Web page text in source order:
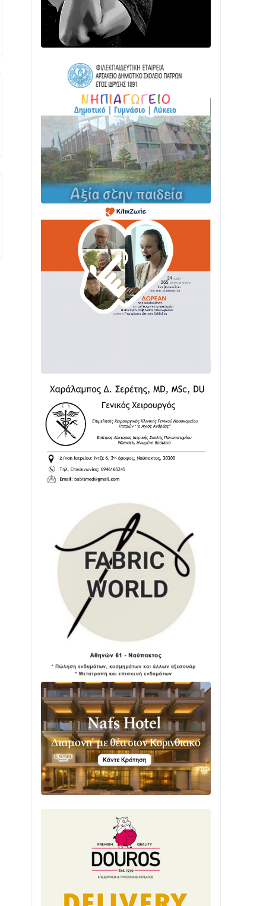
Διαβάστε την «Ναυπακτία» που
κυκλοφορεί
24/07 • 11:31
ΣΤΗΝ ΠΥΡΟΣΒΕΣΤΙΚΗ ΓΙΑ ΦΩΤΙΑ ΣΤΟΝ
ΑΓΙΟ ΗΛΙΑ ΠΡΙΝ ΤΗ ΓΡΑΝΙΤΣΑ
24/07 • 11:03
ΤΟ ΠΑΡΤΥ ΣΥΝΕΧΙΖΕΤΑΙ…
05/08 • 08:41
Στο σκοτάδι μεγάλο μέρος στο Λυγιά
Ναυπάκτου
04/08 • 19:47
Σε τροχιά υλοποίησης η Παράκαμψη
του Κέντρου της Ναυπάκτου
Σε φουλ ρυθμούς το τμήμα Βόνιτσα –
Άγιος Νικόλαος | Αυτοψία Καββαδά
03/08 • 11:11
Με Αρχιερατική Λαμπρότητα η
Πανήγυρη της Μεταμορφώσεως του
Σωτήρος στο Γολέμι
02/08 • 18:26
Διαβάστε την «Ναυπακτία» που
κυκλοφορεί
31/07 • 08:16
Δωρίδα για Όλους: «Καμία εκχώρηση
των νερών στην ΕΥΔΑΠ»
28/07 • 21:46
ΕΚΤΑΚΤΟ – ΝΑΥΠΑΚΤΙΑ: ΣΥΝΑΓΕΡΜΟΣ
ΣΤΗΝ ΠΥΡΟΣΒΕΣΤΙΚΗ ΓΙΑ ΦΩΤΙΑ ΣΤΟΝ
ΑΓΙΟ ΗΛΙΑ ΠΡΙΝ ΤΗ ΓΡΑΝΙΤΣΑ